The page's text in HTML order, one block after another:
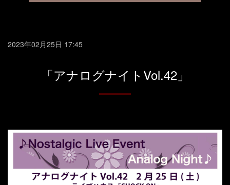
2023年02月25日 17:45
「アナログナイトVol.42」